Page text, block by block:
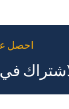
// احصل
في